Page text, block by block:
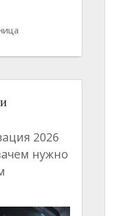
2026
нужно